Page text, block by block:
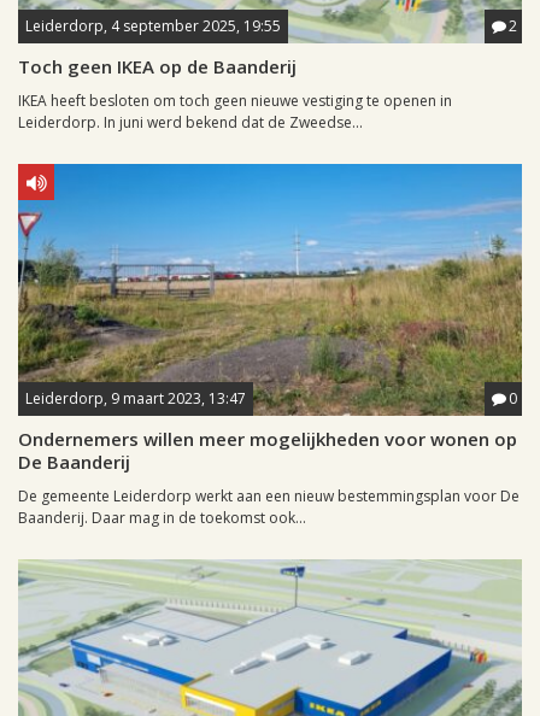
Leiderdorp, 4 september 2025, 19:55 2
Toch geen IKEA op de Baanderij
IKEA heeft besloten om toch geen nieuwe vestiging te openen in
Leiderdorp. In juni werd bekend dat de Zweedse...
Leiderdorp, 9 maart 2023, 13:47 0
Ondernemers willen meer mogelijkheden voor wonen op
De Baanderij
De gemeente Leiderdorp werkt aan een nieuw bestemmingsplan voor De
Baanderij. Daar mag in de toekomst ook...